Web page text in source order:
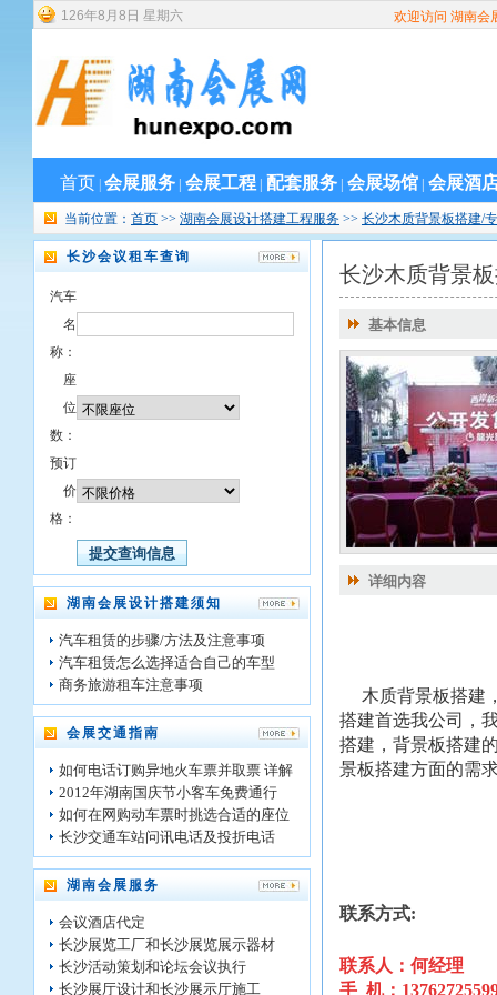
126年8 月 8 日 星期六 欢迎访问 湖南会
首页 会展服务 会展工程 配套服务 会展场馆 会展酒
当前位置： 首页 >> 湖南会展设计搭建工程服务 >> 长沙木质背景板搭建/
长沙会议租车查询
汽车
名
称：
座
位
数：
预订
价
格：
湖南会展设计搭建须知
汽车租赁的步骤/方法及注意事项
汽车租赁怎么选择适合自己的车型
商务旅游租车注意事项
会展交通指南
如何电话订购异地火车票并取票 详解
2012年湖南国庆节小客车免费通行
如何在网购动车票时挑选合适的座位
长沙交通车站问讯电话及投折电话
湖南会展服务
会议酒店代定
长沙展览工厂和长沙展览展示器材
长沙活动策划和论坛会议执行
长沙展厅设计和长沙展示厅施工
长沙木质背景
基本信息
详细内容
木质背景板搭建
搭建首选我公司，
搭建，背景板搭建
景板搭建方面的需
联系方式:
联系人：何经理
手 机：